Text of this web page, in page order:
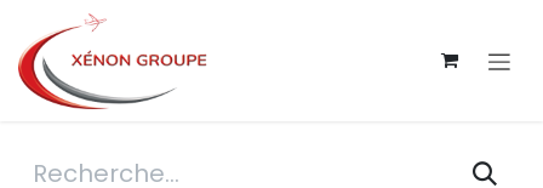
Se rendre au contenu